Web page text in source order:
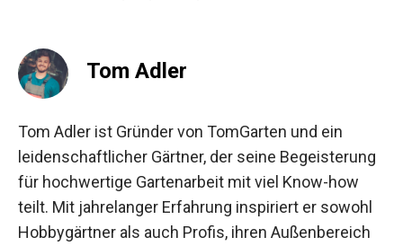
Tom Adler
Tom Adler ist Gründer von TomGarten und ein
leidenschaftlicher Gärtner, der seine Begeisterung
für hochwertige Gartenarbeit mit viel Know-how
teilt. Mit jahrelanger Erfahrung inspiriert er sowohl
Hobbygärtner als auch Profis, ihren Außenbereich